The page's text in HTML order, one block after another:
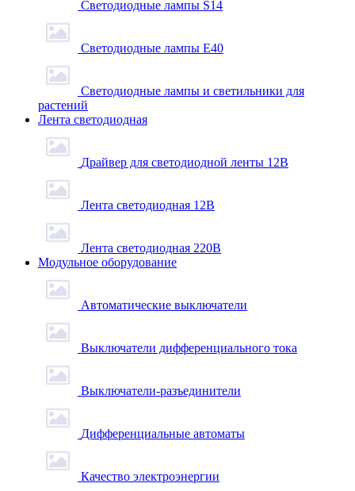
Светодиодные лампы S14
Светодиодные лампы Е40
Светодиодные лампы и светильники для
растений
Лента светодиодная
Драйвер для светодиодной ленты 12В
Лента светодиодная 12В
Лента светодиодная 220В
Модульное оборудование
Автоматические выключатели
Выключатели дифференциального тока
Выключатели-разъединители
Дифференциальные автоматы
Качество электроэнергии